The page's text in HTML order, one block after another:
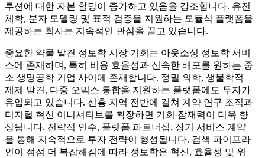
루션에 대한 자본 할당이 증가하고 있음을 강조합니다. 유전
체학, 분자 모델링 및 표적 검증을 지원하는 모듈식 플랫폼을
제공하는 회사는 지속적인 관심을 끌고 있습니다.
중요한 약물 발견 정보학 시장 기회는 아웃소싱 정보학 서비
스에 존재하며, 특히 비용 효율성과 신속한 배포를 원하는 중
소 생명공학 기업 사이에 존재합니다. 정밀 의학, 생물학적
제제 발견, 다중 오믹스 통합을 지원하는 플랫폼에도 투자가
유입되고 있습니다. 신흥 지역 전반에 걸쳐 계약 연구 조직과
디지털 혁신 이니셔티브를 확장하면 기회 잠재력이 더욱 향
상됩니다. 전략적 인수, 플랫폼 파트너십, 장기 서비스 계약
을 통해 지속적으로 투자 전략이 형성됩니다. 검색 파이프라
인이 점점 더 복잡해짐에 따라 정보학은 혁신, 효율성 및 위